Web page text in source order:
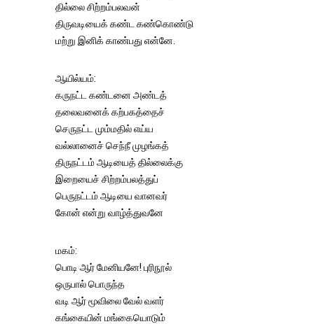
தில்லை சிற்றம்பலவன்
திருவடியைக் கண்ட கண்கொண்டு
மற்று இனிக் காண்பது என்னே.
ஆயில்யம்:
கருநட்ட கண்டனை அண்டத்
தலைவனைக் கற்பகத்தைச்
செருநட்ட மும்மதில் எய்ய
வல்லானைச் செந்நீ முழங்கத்
திருநட்டம் ஆடியைத் தில்லைக்கு
இறையைச் சிற்றம்பலத்துப்
பெருநட்டம் ஆடியை வானவர்
கோன் என்று வாழ்த்துவனே
மகம்:
பொடி ஆர் மேனியனே! புரிநூல்
ஒருபால் பொருந்த
வடி ஆர் மூவிலை வேல் வளர்
கங்கையின் மங்கையொடும்